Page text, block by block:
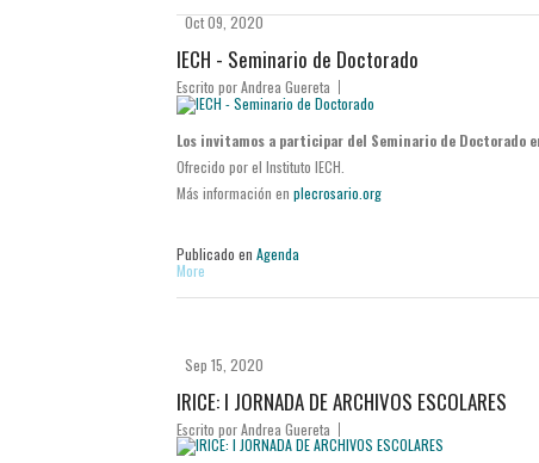
Oct 09, 2020
IECH - Seminario de Doctorado
Escrito porAndrea Guereta
Los invitamos a participar del Seminario de Doctorado
Ofrecido por el Instituto IECH.
Más información en plecrosario.org
Publicado en Agenda
More
Sep 15, 2020
IRICE: I JORNADA DE ARCHIVOS ESCOLARES
Escrito porAndrea Guereta